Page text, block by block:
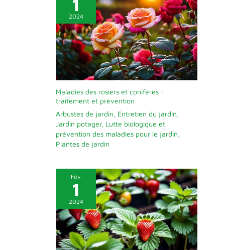
2024
Maladies des rosiers et conifères :
traitement et prévention
Arbustes de jardin, Entretien du jardin,
Jardin potager, Lutte biologique et
prévention des maladies pour le jardin,
Plantes de jardin
Fév
1
2024